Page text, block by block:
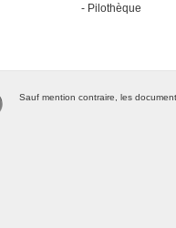
Pilothèque
Sauf mention contraire, les